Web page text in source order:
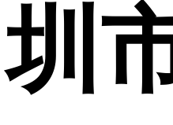
圳